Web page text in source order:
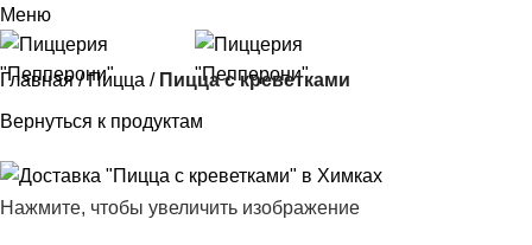
Меню
Главная Пицца Пицца с креветками
Вернуться к продуктам
Нажмите, чтобы увеличить изображение